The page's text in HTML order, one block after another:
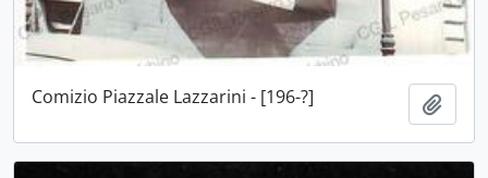
Comizio Piazzale Lazzarini - [196-?]